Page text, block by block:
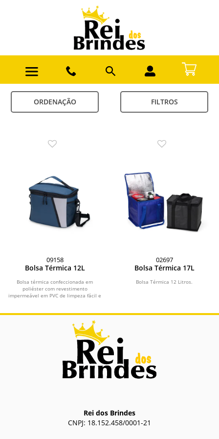
ORDENAÇÃO FILTROS
09158
Bolsa Térmica 12L
Bolsa térmica confeccionada em
poliéster com revestimento
impermeável em PVC de limpeza fácil e
02697
Bolsa Térmica 17L
Bolsa Térmica 12 Litros.
Rei dos Brindes
CNPJ: 18.152.458/0001-21